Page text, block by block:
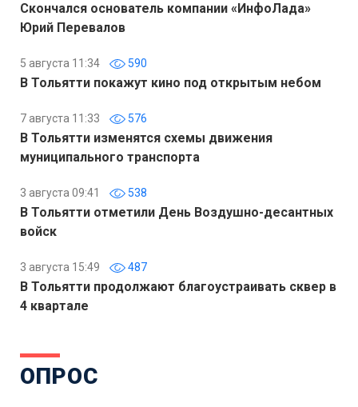
Скончался основатель компании «ИнфоЛада»
Юрий Перевалов
5 августа 11:34 590
В Тольятти покажут кино под открытым небом
7 августа 11:33 576
В Тольятти изменятся схемы движения
муниципального транспорта
3 августа 09:41 538
В Тольятти отметили День Воздушно-десантных
войск
3 августа 15:49 487
В Тольятти продолжают благоустраивать сквер в
4 квартале
ОПРОС